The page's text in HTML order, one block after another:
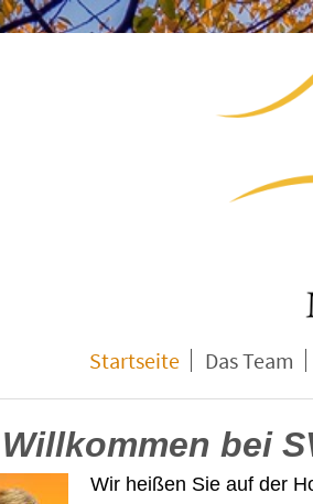
Startseite Das Team
Willkommen bei
Wir heißen Sie auf der